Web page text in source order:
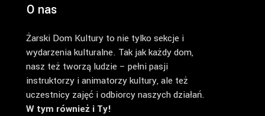
O nas
Żarski Dom Kultury to nie tylko sekcje i
wydarzenia kulturalne. Tak jak każdy dom,
nasz też tworzą ludzie – pełni pasji
instruktorzy i animatorzy kultury, ale też
uczestnicy zajęć i odbiorcy naszych działań.
W tym również i Ty!